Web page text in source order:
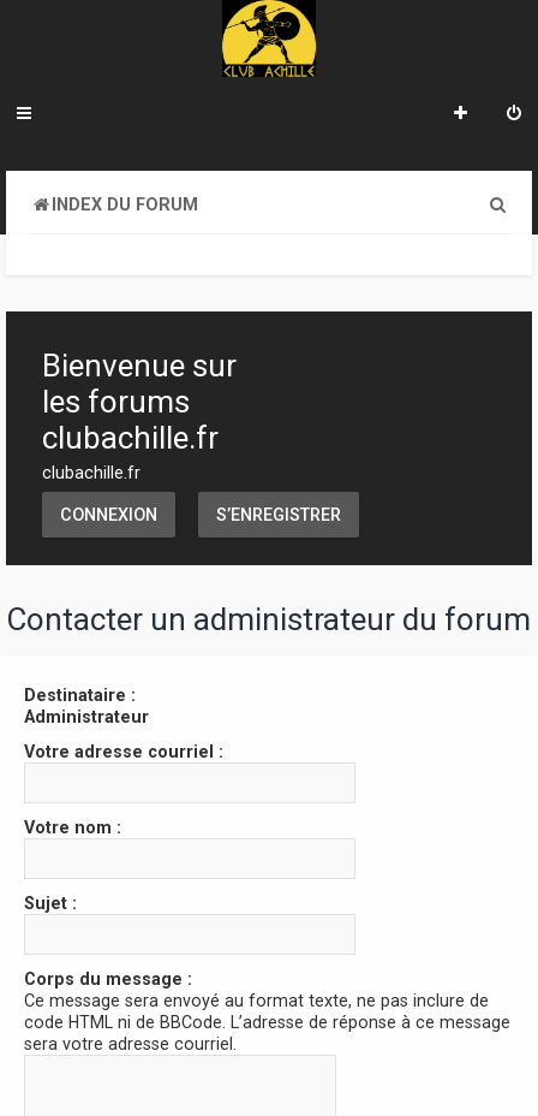
INDEX DU FORUM
h
Bienvenue sur
les forums
clubachille.fr
clubachille.fr
CONNEXION S’ENREGISTRER
Contacter un administrateur du forum
Destinataire :
Administrateur
Votre adresse courriel :
Votre nom :
Sujet :
Corps du message :
Ce message sera envoyé au format texte, ne pas inclure de
code HTML ni de BBCode. L’adresse de réponse à ce message
sera votre adresse courriel.